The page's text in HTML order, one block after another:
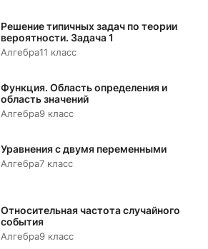
Решение типичных задач по теории
вероятности. Задача 1
Алгебра11 класс
Функция. Область определения и
область значений
Алгебра9 класс
Уравнения с двумя переменными
Алгебра7 класс
Относительная частота случайного
события
Алгебра9 класс